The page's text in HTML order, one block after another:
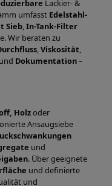
Lackier- &
umfasst Edelstahl-
Sieb,In-Tank-Filter
Wir beraten zu
,Viskosität,
und Dokumentation–
Holzoder
Ansaugsiebe
und
. Über geeignete
und definierte
und